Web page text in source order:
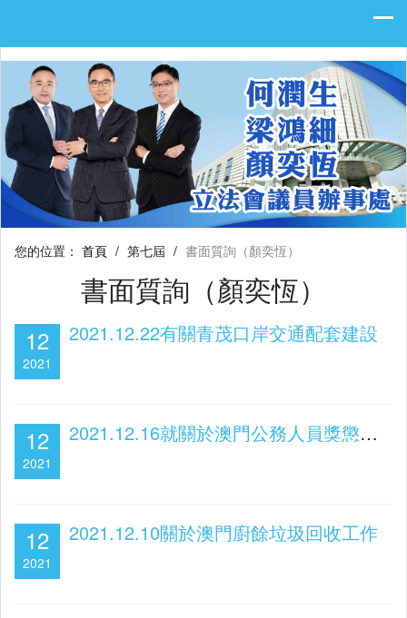
您的位置： 首頁 / 第七屆 / 書面質詢（顏奕恆）
書面質詢（顏奕恆）
12
2021
2021.12.22有關青茂口岸交通配套建設
12
2021
2021.12.16就關於澳門公務人員獎懲制度、管理績效
12
2021
2021.12.10關於澳門廚餘垃圾回收工作